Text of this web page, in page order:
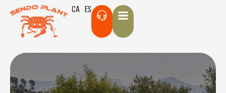
CA ES